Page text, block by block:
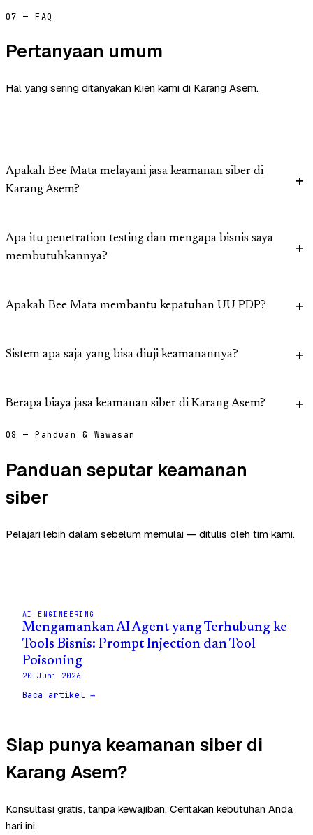
07 — FAQ
Pertanyaan umum
Hal yang sering ditanyakan klien kami di Karang Asem.
Apakah Bee Mata melayani jasa keamanan siber di
Karang Asem?
Apa itu penetration testing dan mengapa bisnis saya
membutuhkannya?
Apakah Bee Mata membantu kepatuhan UU PDP?
Sistem apa saja yang bisa diuji keamanannya?
Berapa biaya jasa keamanan siber di Karang Asem?
08 — Panduan & Wawasan
Panduan seputar keamanan
siber
Pelajari lebih dalam sebelum memulai — ditulis oleh tim kami.
AI ENGINEERING
Mengamankan AI Agent yang Terhubung ke
Tools Bisnis: Prompt Injection dan Tool
Poisoning
20 Juni 2026
Baca artikel →
Siap punya keamanan siber di
Karang Asem?
Konsultasi gratis, tanpa kewajiban. Ceritakan kebutuhan Anda
hari ini.